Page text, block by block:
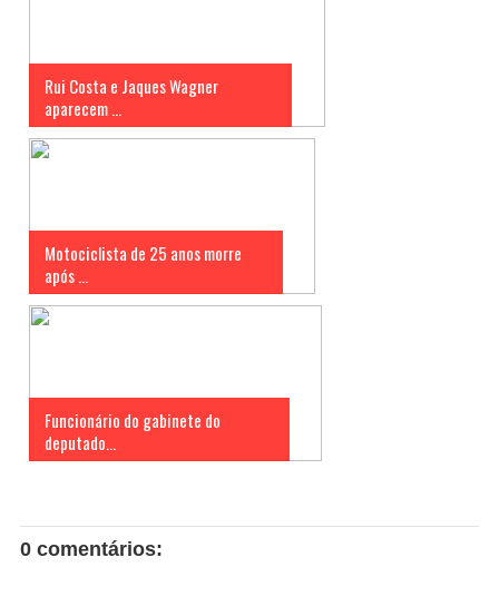
Rui Costa e Jaques Wagner
aparecem ...
Motociclista de 25 anos morre
após ...
Funcionário do gabinete do
deputado...
0 comentários: